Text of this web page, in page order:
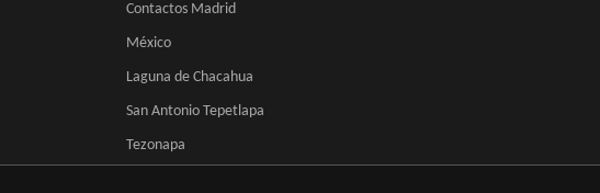
Contactos Madrid
México
Laguna de Chacahua
San Antonio Tepetlapa
Tezonapa